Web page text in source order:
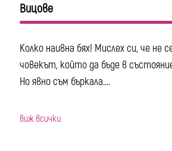
Вицове
Колко наивна бях! Мислех си, че не
човекът, който да бъде в
Но явно съм бъркала....
виж всички